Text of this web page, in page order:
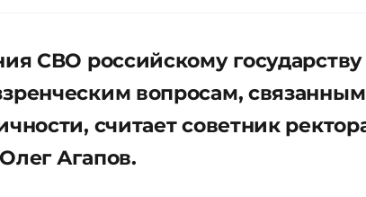
СВО российскому
вопросам,
считает советник
Агапов.